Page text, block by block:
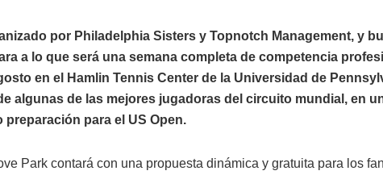
por Philadelphia Sisters y Topnotch Management, y
a lo que será una semana completa de competencia
en el Hamlin Tennis Center de la Universidad de
algunas de las mejores jugadoras del circuito mundial, en
para el US Open.
Park contará con una propuesta dinámica y gratuita para los